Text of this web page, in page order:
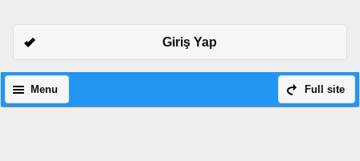
Giriş Yap
Full site
Menu